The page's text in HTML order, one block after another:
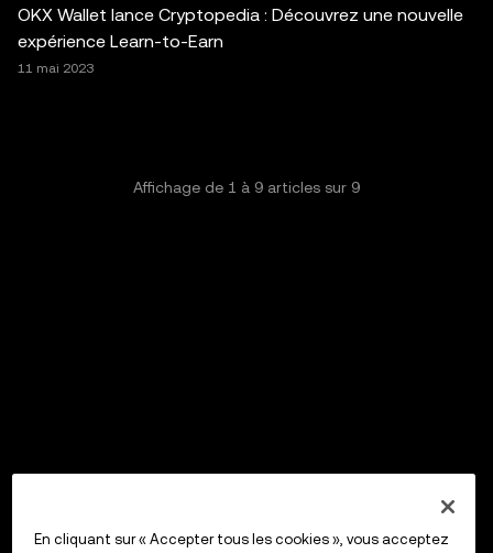
OKX Wallet lance Cryptopedia : Découvrez une nouvelle
expérience Learn-to-Earn
11 mai 2023
Affichage de 1 à 9 articles sur 9
En cliquant sur « Accepter tous les cookies », vous acceptez